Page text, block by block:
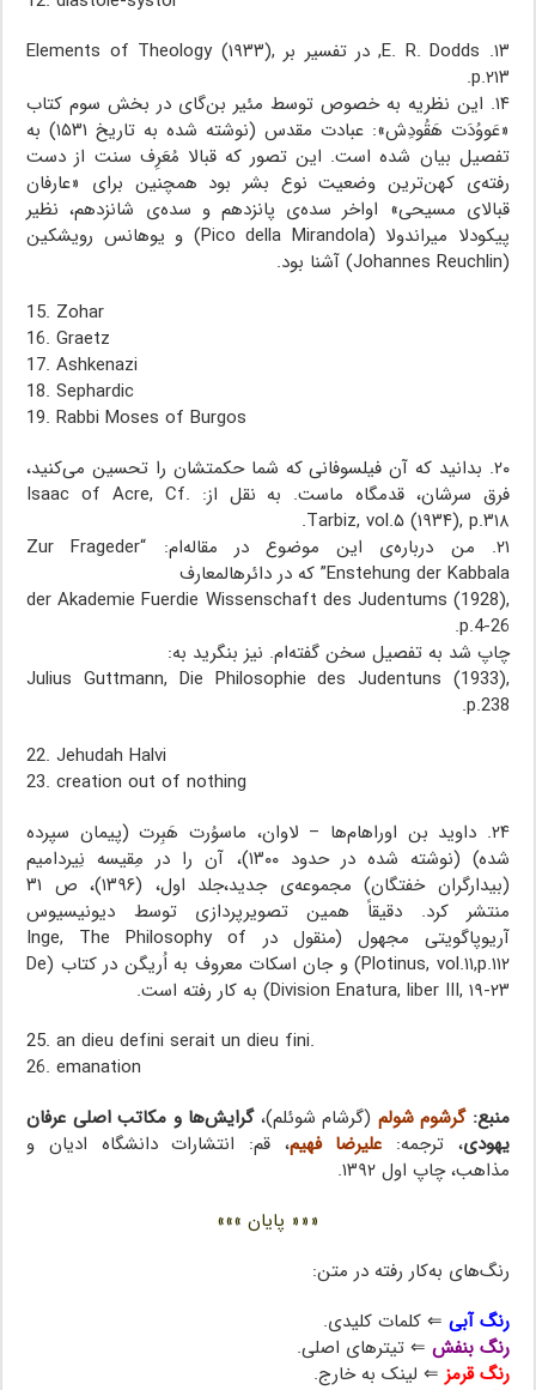
۱۳. E. R. Dodds, در تفسیر بر Elements of Theology (۱۹۳۳),
p.۲۱۳.
۱۴. این نظریه به خصوص توسط مئیر بن‌گای در بخش سوم کتاب
«عَووُدَت هَقُودِش»: عبادت مقدس (نوشته شده به تاریخ ۱۵۳۱) به
تفصیل بیان شده است. این تصور که قبالا مُعَرِف سنت از دست
رفته‌ی کهن‌ترین وضعیت نوع بشر بود همچنین برای «عارفان
قبالای مسیحی» اواخر سده‌ی پانزدهم و سده‌ی شانزدهم، نظیر
پیکودلا میراندولا (Pico della Mirandola) و یوهانس رویشکین
(Johannes Reuchlin) آشنا بود.
15. Zohar
16. Graetz
17. Ashkenazi
18. Sephardic
19. Rabbi Moses of Burgos
۲۰. بدانید که آن فیلسوفانی که شما حکمتشان را تحسین می‌کنید،
فرق سرشان، قدمگاه ماست. به نقل از: Isaac of Acre, Cf.
Tarbiz, vol.۵ (۱۹۳۴), p.۳۱۸.
۲۱. من درباره‌ی این موضوع در مقاله‌ام: “Zur Frageder
Enstehung der Kabbala” که در دائرهالمعارف
der Akademie Fuerdie Wissenschaft des Judentums (1928),
p.4-26.
چاپ شد به تفصیل سخن گفته‌ام. نیز بنگرید به:
Julius Guttmann, Die Philosophie des Judentuns (1933),
p.238.
22. Jehudah Halvi
23. creation out of nothing
۲۴. داوید بن اوراهام‌ها – لاوان، ماسوُرت هَبِرت (پیمان سپرده
شده) (نوشته شده در حدود ۱۳۰۰)، آن را در مِقیسه نِیردامیم
(بیدارگران خفتگان) مجموعه‌ی جدید،‌جلد اول، (۱۳۹۶)، ص ۳۱
منتشر کرد. دقیقاً همین تصویرپردازی توسط دیونیسیوس
آریوپاگویتی مجهول (منقول در Inge, The Philosophy of
Plotinus, vol.۱۱,p.۱۱۲) و جان اسکات معروف به اُریگن در کتاب (De
Division Enatura, liber III, ۱۹-۲۳) به کار رفته است.
25. an dieu defini serait un dieu fini.
26. emanation
منبع: گرشوم شولم (گرشام شوئلم)،گرایش‌ها و مکاتب اصلی عرفان
یهودی، ترجمه: علیرضا فهیم، قم: انتشارات دانشگاه ادیان و
مذاهب، چاپ اول ۱۳۹۲.
««« پایان »»»
رنگ‌های به‌کار رفته در متن:
رنگ آبی ⇐ کلمات کلیدی.
رنگ بنفش ⇐ تیترهای اصلی.
رنگ قرمز ⇐ لینک به خارج.